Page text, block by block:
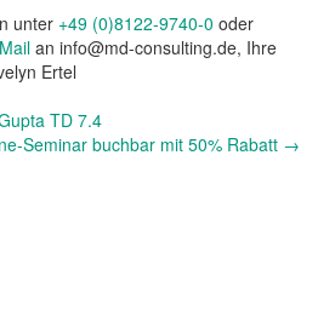
unter +49 (0)8122-9740-0 oder
an info@md-consulting.de, Ihre
Ertel
TD 7.4
Seminar buchbar mit 50% Rabatt →